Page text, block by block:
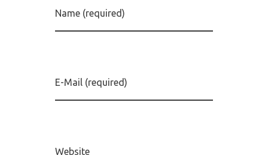
Name (required)
E-Mail (required)
Website